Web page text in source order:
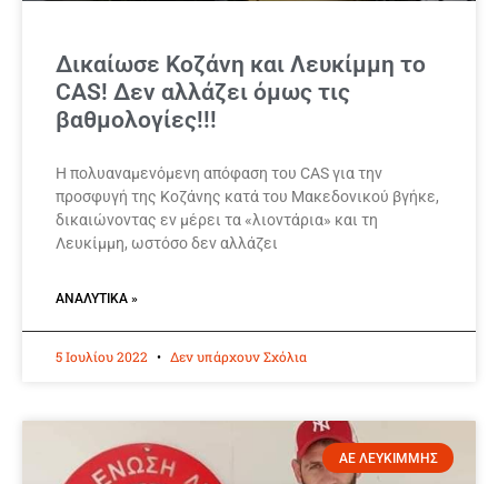
Δικαίωσε Κοζάνη και Λευκίμμη το
CAS! Δεν αλλάζει όμως τις
βαθμολογίες!!!
Η πολυαναμενόμενη απόφαση του CAS για την
προσφυγή της Κοζάνης κατά του Μακεδονικού βγήκε,
δικαιώνοντας εν μέρει τα «λιοντάρια» και τη
Λευκίμμη, ωστόσο δεν αλλάζει
ΑΝΑΛΥΤΙΚΆ »
5 Ιουλίου 2022 Δεν υπάρχουν Σχόλια
ΑΕ ΛΕΥΚΙΜΜΗΣ